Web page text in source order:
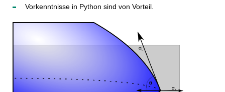
Vorkenntnisse in Python sind von Vorteil.